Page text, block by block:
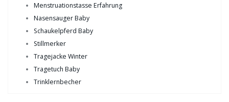
Menstruationstasse Erfahrung
Nasensauger Baby
Schaukelpferd Baby
Stillmerker
Tragejacke Winter
Tragetuch Baby
Trinklernbecher